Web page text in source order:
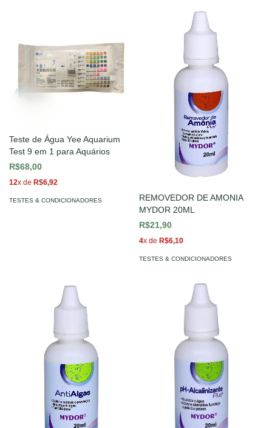
Teste de Água Yee Aquarium
Test 9 em 1 para Aquários
R$68,00
12x de R$6,92
TESTES & CONDICIONADORES
REMOVEDOR DE AMONIA
MYDOR 20ML
R$21,90
4x de R$6,10
TESTES & CONDICIONADORES